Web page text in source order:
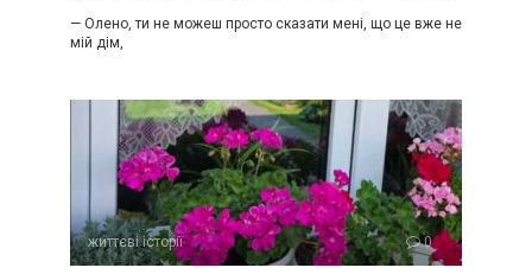
— Олено, ти не можеш просто сказати мені, що це вже не
мій дім,
життєві історії 0